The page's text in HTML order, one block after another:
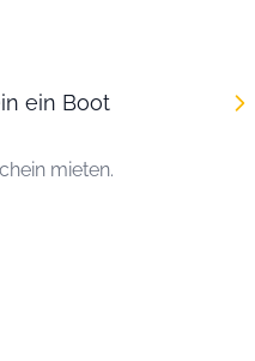
ein Boot
mieten.